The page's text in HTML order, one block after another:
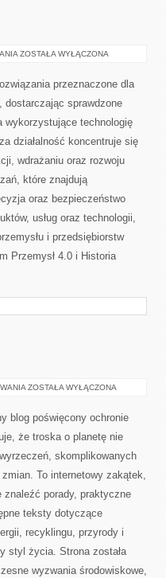
HISTORIA
ZOSTAŁA WYŁĄCZONA
przeznaczone dla
dostarczając sprawdzone
wykorzystujące technologię
działalność koncentruje się
wdrażaniu oraz rozwoju
które znajdują
oraz bezpieczeństwo
usług oraz technologii,
i przedsiębiorstw
Przemysł 4.0 i Historia
EDUKACJA
ŻYCIA
ZOSTAŁA WYŁĄCZONA
blog poświęcony ochronie
że troska o planetę nie
skomplikowanych
To internetowy zakątek,
porady, praktyczne
teksty dotyczące
recyklingu, przyrody i
styl życia. Strona została
wyzwania środowiskowe,